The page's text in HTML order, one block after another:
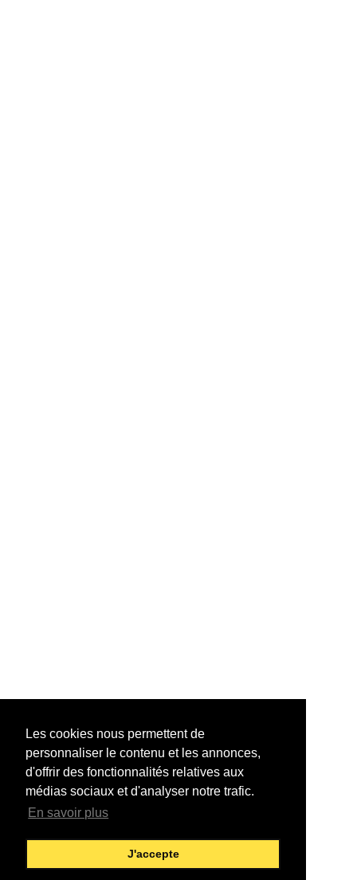
Les cookies nous permettent de
personnaliser le contenu et les annonces,
d'offrir des fonctionnalités relatives aux
médias sociaux et d'analyser notre trafic.
En savoir plus
J'accepte